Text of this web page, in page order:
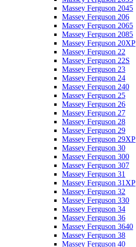
Massey Ferguson 2045
Massey Ferguson 206
Massey Ferguson 2065
Massey Ferguson 2085
Massey Ferguson 20XP
Massey Ferguson 22
Massey Ferguson 22S
Massey Ferguson 23
Massey Ferguson 24
Massey Ferguson 240
Massey Ferguson 25
Massey Ferguson 26
Massey Ferguson 27
Massey Ferguson 28
Massey Ferguson 29
Massey Ferguson 29XP
Massey Ferguson 30
Massey Ferguson 300
Massey Ferguson 307
Massey Ferguson 31
Massey Ferguson 31XP
Massey Ferguson 32
Massey Ferguson 330
Massey Ferguson 34
Massey Ferguson 36
Massey Ferguson 3640
Massey Ferguson 38
Massey Ferguson 40